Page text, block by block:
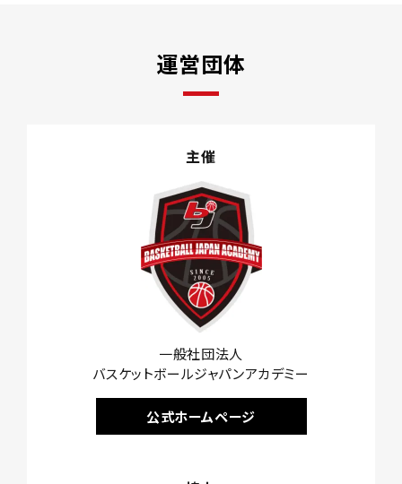
運営団体
主催
一般社団法人
バスケットボールジャパンアカデミー
公式ホームページ